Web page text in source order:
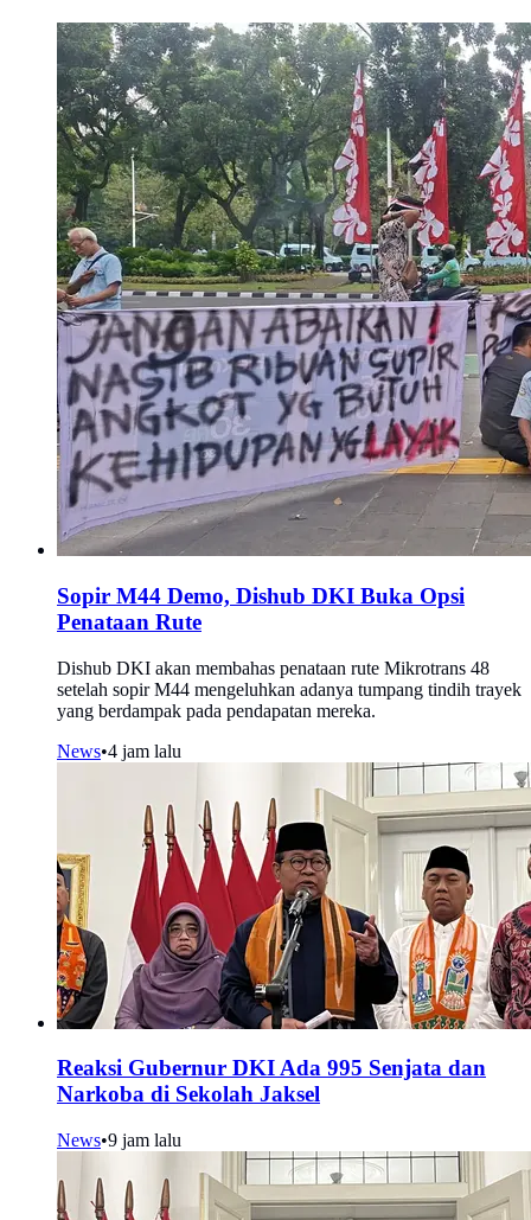
Sopir M44 Demo, Dishub DKI Buka Opsi
Penataan Rute
Dishub DKI akan membahas penataan rute Mikrotrans 48
setelah sopir M44 mengeluhkan adanya tumpang tindih trayek
yang berdampak pada pendapatan mereka.
News•4 jam lalu
Reaksi Gubernur DKI Ada 995 Senjata dan
Narkoba di Sekolah Jaksel
News•9 jam lalu